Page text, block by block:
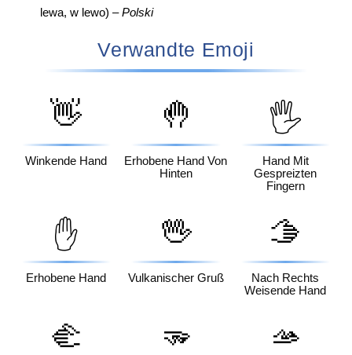
lewa, w lewo) –Polski
Verwandte Emoji
👋
Winkende Hand
🤚
Erhobene Hand Von
Hinten
🖐️
Hand Mit
Gespreizten
Fingern
✋
Erhobene Hand
🖖
Vulkanischer Gruß
🫱
Nach Rechts
Weisende Hand
🫲 🫳 🫴